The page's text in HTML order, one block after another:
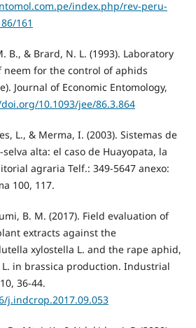
index.php/rev-peru-
161
B., & Brard, N. L. (1993). Laboratory
for the control of aphids
Journal of Economic Entomology,
10.1093/jee/86.3.864
L., & Merma, I. (2003). Sistemas de
alta: el caso de Huayopata, la
agraria Telf.: 349-5647 anexo:
100, 117.
B. M. (2017). Field evaluation of
extracts against the
xylostella L. and the rape aphid,
L. in brassica production. Industrial
36-44.
j.indcrop.2017.09.053